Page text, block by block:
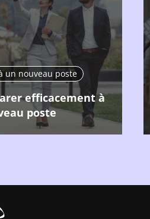
un nouveau poste
efficacement à
poste